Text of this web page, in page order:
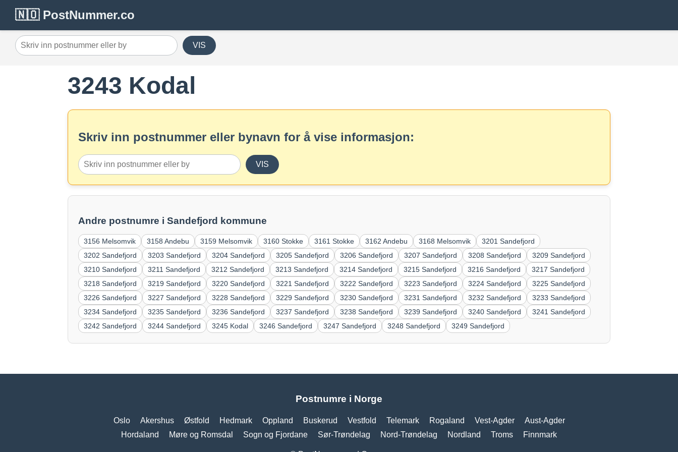
🇳🇴 PostNummer.co
VIS
3243 Kodal
Skriv inn postnummer eller bynavn for å vise informasjon:
VIS
Andre postnumre i Sandefjord kommune
3156 Melsomvik 3158 Andebu 3159 Melsomvik 3160 Stokke 3161 Stokke 3162 Andebu 3168 Melsomvik
3201 Sandefjord
3202 Sandefjord
3203 Sandefjord 3204 Sandefjord 3205 Sandefjord 3206 Sandefjord 3207 Sandefjord 3208 Sandefjord
3209 Sandefjord
3210 Sandefjord
3211 Sandefjord 3212 Sandefjord 3213 Sandefjord 3214 Sandefjord 3215 Sandefjord 3216 Sandefjord
3217 Sandefjord
3218 Sandefjord
3219 Sandefjord 3220 Sandefjord 3221 Sandefjord 3222 Sandefjord 3223 Sandefjord 3224 Sandefjord
3225 Sandefjord
3226 Sandefjord
3227 Sandefjord 3228 Sandefjord 3229 Sandefjord 3230 Sandefjord 3231 Sandefjord 3232 Sandefjord
3233 Sandefjord
3234 Sandefjord
3235 Sandefjord 3236 Sandefjord 3237 Sandefjord 3238 Sandefjord 3239 Sandefjord 3240 Sandefjord
3241 Sandefjord
3242 Sandefjord
3244 Sandefjord 3245 Kodal 3246 Sandefjord 3247 Sandefjord 3248 Sandefjord 3249 Sandefjord
Postnumre i Norge
Oslo Akershus Østfold Hedmark Oppland Buskerud Vestfold Telemark Rogaland Vest-Agder
Aust-Agder
Hordaland
Møre og Romsdal Sogn og Fjordane Sør-Trøndelag Nord-Trøndelag Nordland Troms Finnmark